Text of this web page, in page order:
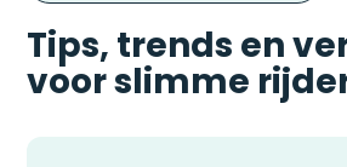
Tips, trends en
voor slimme